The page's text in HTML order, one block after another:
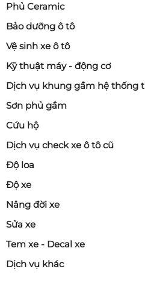
Phủ Ceramic
Bảo dưỡng ô tô
Vệ sinh xe ô tô
Kỹ thuật máy - động cơ
Dịch vụ khung gầm hệ thống
Sơn phủ gầm
Cứu hộ
Dịch vụ check xe ô tô cũ
Độ loa
Độ xe
Nâng đời xe
Sửa xe
Tem xe - Decal xe
Dịch vụ khác